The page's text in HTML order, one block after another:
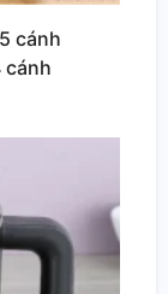
cánh
cánh